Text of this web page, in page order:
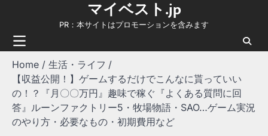
content
マイベスト.jp
PR：本サイトはプロモーションを含みます
Home
生活・ライフ
【収益公開！】ゲームするだけでこんなに貰っていい
の！？『月〇〇万円』趣味で稼ぐ『よくある質問に回
答』ルーンファクトリー5・牧場物語・SAO…ゲーム実況
のやり方・必要なもの・初期費用など